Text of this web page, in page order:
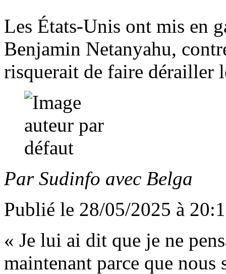
Les États-Unis ont mis en
Benjamin Netanyahu,
risquerait de faire dérailler
Par Sudinfo avec Belga
Publié le 28/05/2025 à
« Je lui ai dit que je ne
maintenant parce que nous